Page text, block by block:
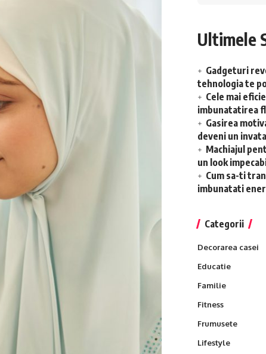
Ultimele
Gadgeturi
tehnologia te
Cele mai
imbunatatirea
Gasirea
deveni un
Machiajul
un look
Cum sa-ti
imbunatati
Categorii
Decorarea casei
Educatie
Familie
Fitness
Frumusete
Lifestyle